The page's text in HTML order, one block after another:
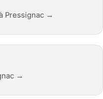
Pressignac →
→